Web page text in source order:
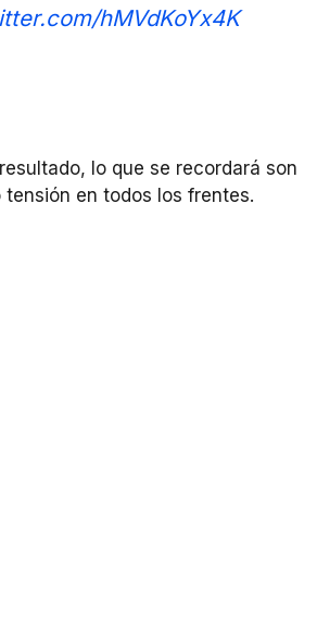
hMVdKoYx4K
lo que se recordará son
tensión en todos los frentes.